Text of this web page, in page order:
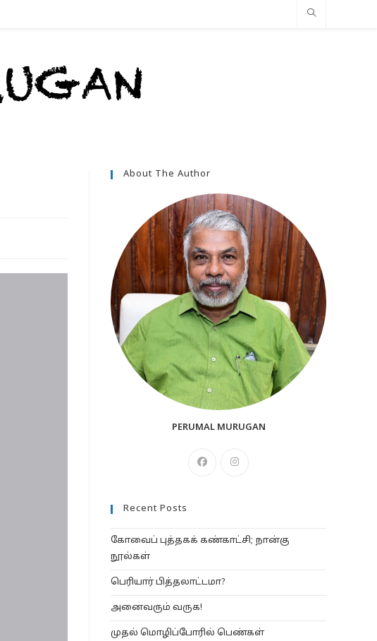
About The Author
PERUMAL MURUGAN
Opens
Recent Posts
கோவைப் புத்தகக் கண்காட்சி; நான்கு
நூல்கள்
பெரியார் பித்தலாட்டமா?
அனைவரும் வருக!
முதல் மொழிப்போரில் பெண்கள்